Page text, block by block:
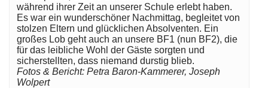
während ihrer Zeit an unserer Schule erlebt haben.
Es war ein wunderschöner Nachmittag, begleitet von
stolzen Eltern und glücklichen Absolventen. Ein
großes Lob geht auch an unsere BF1 (nun BF2), die
für das leibliche Wohl der Gäste sorgten und
sicherstellten, dass niemand durstig blieb.
Fotos & Bericht: Petra Baron-Kammerer, Joseph
Wolpert